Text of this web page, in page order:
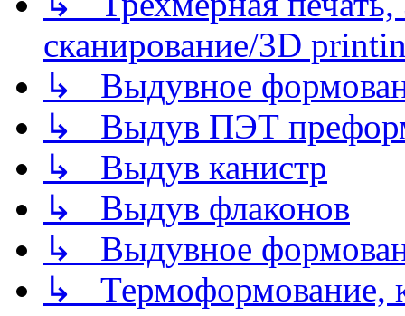
сканирование/3D
↳ Выдувное
↳ Выдув ПЭТ
↳ Выдув канистр
↳ Выдув флаконов
↳ Выдувное
↳ Термоформование,